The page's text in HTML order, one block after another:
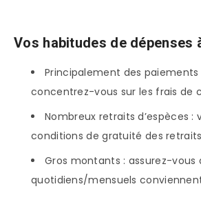
Vos habitudes de dépenses
Principalement des
concentrez-vous sur les frais de
Nombreux retraits d’espèces :
conditions de gratuité des retraits
Gros montants : assurez-vous
quotidiens/mensuels